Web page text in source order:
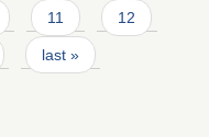
11 12
last »